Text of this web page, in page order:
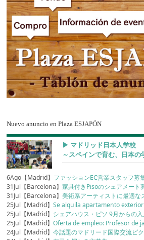
Nuevo anuncio en Plaza ESJAPÓN
▶︎ マドリッド日本人学校
～スペインで育む、日本の
6Ago【Madrid】 ファッションEC営業スタッフ募
31Jul【Barcelona】家具付きPisoのシェアメート
31Jul【Barcelona】美術系アーティストに最適な
25Jul【Madrid】Se alquila apartamento
25Jul【Madrid】 シェアハウス・ピソ 9月からの
25Jul【Madrid】Oferta de empleo: Profesor de
24Jul【Madrid】今話題のマドリード国際交流ピ